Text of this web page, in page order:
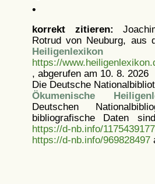
•
korrekt zitieren:
Rotrud von Neuburg, aus
Heiligenlexikon
https://
, abgerufen am 10. 8. 2026
Die Deutsche
Ökumenische
Deutschen
bibliografische Daten
https://d-nb.info/1175439177
https://d-nb.info/969828497